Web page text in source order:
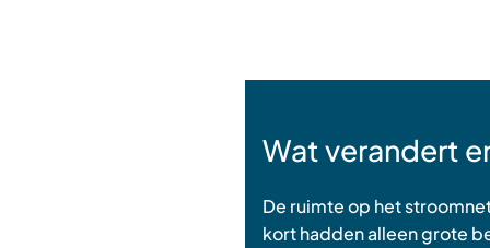
Wat verandert
De ruimte op het
kort hadden alleen grote